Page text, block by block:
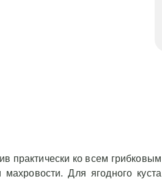
практически ко всем грибковым
Для ягодного куста